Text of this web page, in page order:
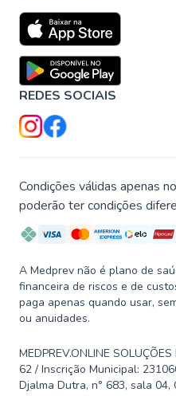
REDES SOCIAIS
Condições válidas apenas
poderão ter condições
A Medprev não é plano de
financeira de riscos e de
paga apenas quando usar,
ou anuidades.
MEDPREV.ONLINE
62 / Inscrição Municipal:
Djalma Dutra, n° 683, sala 04,